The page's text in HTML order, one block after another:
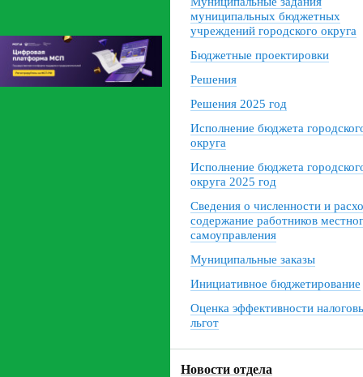
муниципальных бюджетных
учреждений городского округа
Бюджетные проектировки
Решения
Решения 2025 год
Исполнение бюджета
округа
Исполнение бюджета
округа 2025 год
Сведения о численности и
содержание работников
самоуправления
Муниципальные заказы
Инициативное бюджетирование
Оценка эффективности
льгот
Новости отдела